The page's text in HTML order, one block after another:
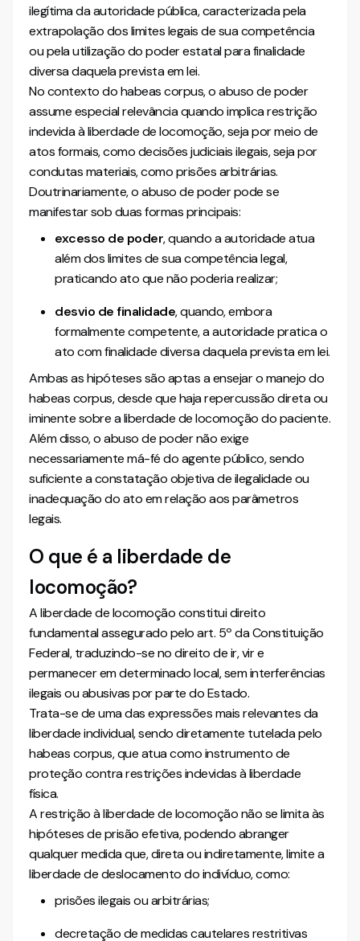
ilegítima da autoridade pública, caracterizada pela
extrapolação dos limites legais de sua competência
ou pela utilização do poder estatal para finalidade
diversa daquela prevista em lei.
No contexto do habeas corpus, o abuso de poder
assume especial relevância quando implica restrição
indevida à liberdade de locomoção, seja por meio de
atos formais, como decisões judiciais ilegais, seja por
condutas materiais, como prisões arbitrárias.
Doutrinariamente, o abuso de poder pode se
manifestar sob duas formas principais:
excesso de poder, quando a autoridade atua
além dos limites de sua competência legal,
praticando ato que não poderia realizar;
desvio de finalidade, quando, embora
formalmente competente, a autoridade pratica o
ato com finalidade diversa daquela prevista em lei.
Ambas as hipóteses são aptas a ensejar o manejo do
habeas corpus, desde que haja repercussão direta ou
iminente sobre a liberdade de locomoção do paciente.
Além disso, o abuso de poder não exige
necessariamente má-fé do agente público, sendo
suficiente a constatação objetiva de ilegalidade ou
inadequação do ato em relação aos parâmetros
legais.
O que é a liberdade de
locomoção?
A liberdade de locomoção constitui direito
fundamental assegurado pelo art. 5º da Constituição
Federal, traduzindo-se no direito de ir, vir e
permanecer em determinado local, sem interferências
ilegais ou abusivas por parte do Estado.
Trata-se de uma das expressões mais relevantes da
liberdade individual, sendo diretamente tutelada pelo
habeas corpus, que atua como instrumento de
proteção contra restrições indevidas à liberdade
física.
A restrição à liberdade de locomoção não se limita às
hipóteses de prisão efetiva, podendo abranger
qualquer medida que, direta ou indiretamente, limite a
liberdade de deslocamento do indivíduo, como:
prisões ilegais ou arbitrárias;
decretação de medidas cautelares restritivas